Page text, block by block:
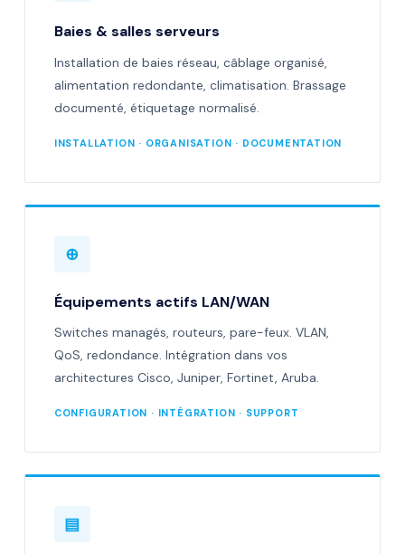
Baies & salles serveurs
Installation de baies réseau, câblage organisé,
alimentation redondante, climatisation. Brassage
documenté, étiquetage normalisé.
INSTALLATION · ORGANISATION · DOCUMENTATION
⊕
Équipements actifs LAN/WAN
Switches managés, routeurs, pare-feux. VLAN,
QoS, redondance. Intégration dans vos
architectures Cisco, Juniper, Fortinet, Aruba.
CONFIGURATION · INTÉGRATION · SUPPORT
▤